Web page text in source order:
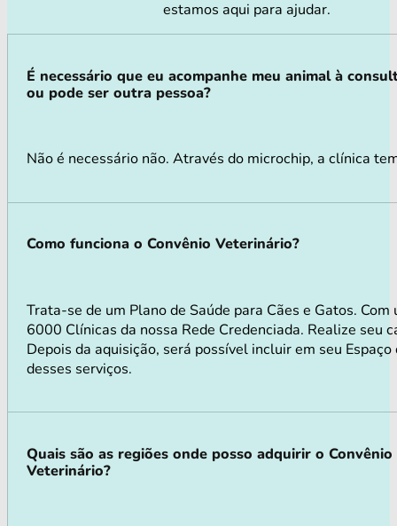
estamos aqui para ajudar.
É necessário que eu acompanhe meu animal à
ou pode ser outra pessoa?
Não é necessário não. Através do microchip, a clínica
Como funciona o Convênio Veterinário?
Trata-se de um Plano de Saúde para Cães e Gatos.
6000 Clínicas da nossa Rede Credenciada. Realize seu
Depois da aquisição, será possível incluir em seu
desses serviços.
Quais são as regiões onde posso adquirir o Convênio
Veterinário?